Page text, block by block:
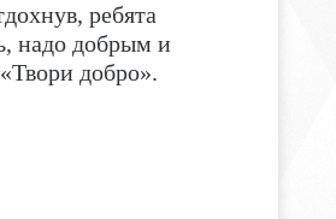
ребята
надо добрым и
добро».